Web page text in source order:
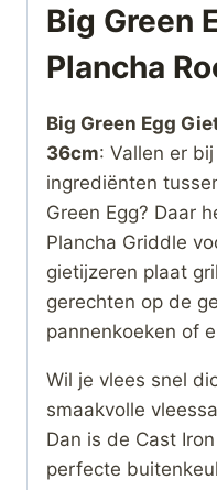
Big Green
Plancha
Big Green Egg
36cm: Vallen er
ingrediënten
Green Egg? Daar
Plancha Griddle
gietijzeren plaat
gerechten op de
pannenkoeken of
Wil je vlees snel
smaakvolle
Dan is de Cast
perfecte